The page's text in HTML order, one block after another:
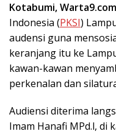
Kotabumi, Warta9.com
Indonesia (PKSI)
audensi guna
keranjang itu ke
kawan-kawan
perkenalan dan
Audiensi diterima
Imam Hanafi MPd.l, di